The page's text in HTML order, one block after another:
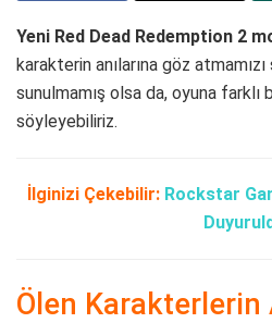
Yeni Red Dead Redemption 2
karakterin anılarına göz
sunulmamış olsa da, oyuna farklı
söyleyebiliriz.
İlginizi Çekebilir: Rockstar
Ölen Karakterlerin